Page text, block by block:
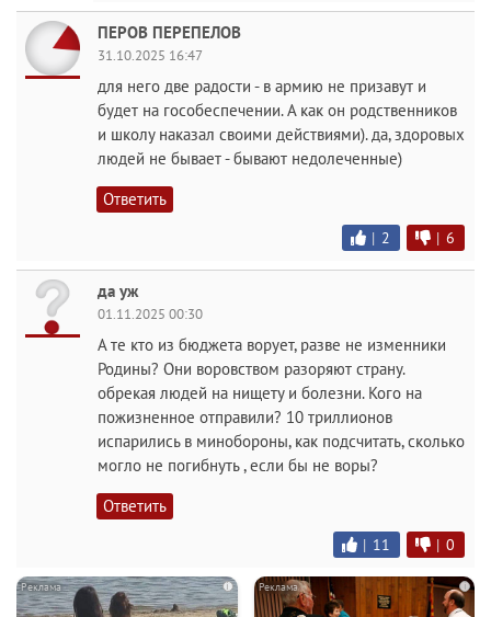
ПЕРОВ ПЕРЕПЕЛОВ
31.10.2025 16:47
для него две радости - в армию не призавут и
будет на гособеспечении. А как он родственников
и школу наказал своими действиями). да, здоровых
людей не бывает - бывают недолеченные)
Ответить
| 2 | 6
да уж
01.11.2025 00:30
А те кто из бюджета ворует, разве не изменники
Родины? Они воровством разоряют страну.
обрекая людей на нищету и болезни. Кого на
пожизненное отправили? 10 триллионов
испарились в минобороны, как подсчитать, сколько
могло не погибнуть , если бы не воры?
Ответить
| 11 | 0
i i